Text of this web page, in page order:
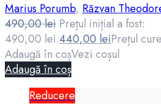
Marius Porumb, Răzvan
490,00lei Prețul inițial a fost:
490,00 lei.440,00leiPrețul
Adaugă în coșVezi coșul
Adaugă în coș
Reducere